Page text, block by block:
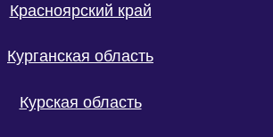
Красноярский край
Курганская область
Курская область